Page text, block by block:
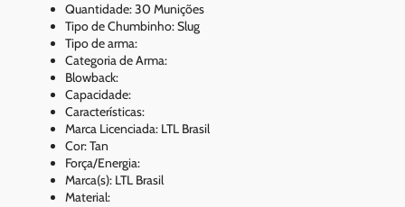
Quantidade: 30 Munições
Tipo de Chumbinho: Slug
Tipo de arma:
Categoria de Arma:
Blowback:
Capacidade:
Características:
Marca Licenciada: LTL Brasil
Cor: Tan
Força/Energia:
Marca(s): LTL Brasil
Material: